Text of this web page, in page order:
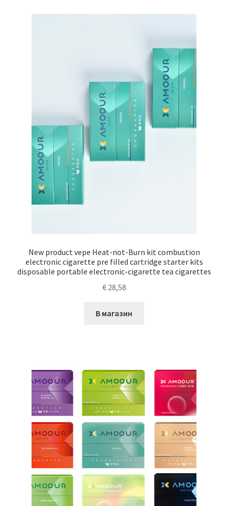
New product vepe Heat-not-Burn kit combustion
electronic cigarette pre filled cartridge starter kits
disposable portable electronic-cigarette tea cigarettes
€28,58
В магазин